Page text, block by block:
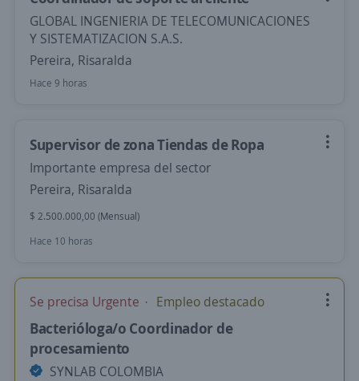
GLOBAL INGENIERIA DE TELECOMUNICACIONES
Y SISTEMATIZACION S.A.S.
Pereira, Risaralda
Hace 9 horas
Supervisor de zona Tiendas de Ropa
Importante empresa del sector
Pereira, Risaralda
$ 2.500.000,00 (Mensual)
Hace 10 horas
Se precisa Urgente Empleo destacado
Bacterióloga/o Coordinador de
procesamiento
SYNLAB COLOMBIA